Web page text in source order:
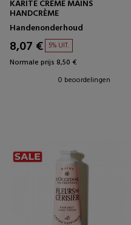
KARITE CRÉME MAINS
HANDCRÈME
Handenonderhoud
8,07 € 5% UIT.
Normale prijs 8,50 €
0 beoordelingen